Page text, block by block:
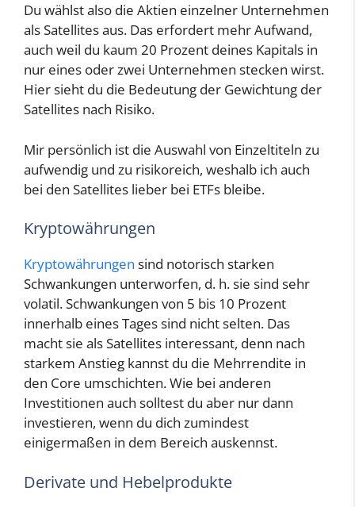
Du wählst also die Aktien einzelner Unternehmen
als Satellites aus. Das erfordert mehr Aufwand,
auch weil du kaum 20 Prozent deines Kapitals in
nur eines oder zwei Unternehmen stecken wirst.
Hier sieht du die Bedeutung der Gewichtung der
Satellites nach Risiko.
Mir persönlich ist die Auswahl von Einzeltiteln zu
aufwendig und zu risikoreich, weshalb ich auch
bei den Satellites lieber bei ETFs bleibe.
Kryptowährungen
Kryptowährungen sind notorisch starken
Schwankungen unterworfen, d. h. sie sind sehr
volatil. Schwankungen von 5 bis 10 Prozent
innerhalb eines Tages sind nicht selten. Das
macht sie als Satellites interessant, denn nach
starkem Anstieg kannst du die Mehrrendite in
den Core umschichten. Wie bei anderen
Investitionen auch solltest du aber nur dann
investieren, wenn du dich zumindest
einigermaßen in dem Bereich auskennst.
Derivate und Hebelprodukte